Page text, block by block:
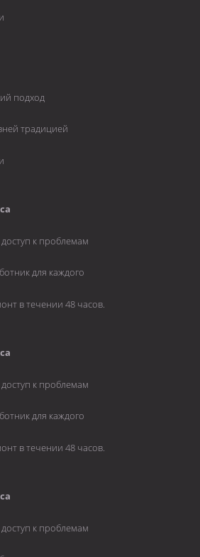
подход
традицией
к проблемам
для каждого
в течении 48 часов.
к проблемам
для каждого
в течении 48 часов.
к проблемам